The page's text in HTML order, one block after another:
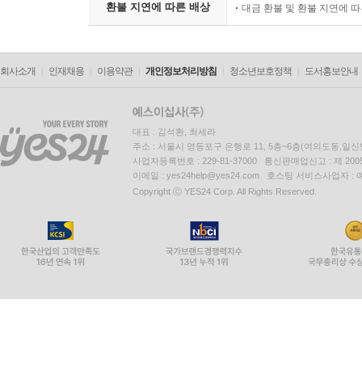
환불 지연에 따른 배상 대금 환불 및 환불 지연에
회사소개 인재채용 이용약관 개인정보처리방침 청소년보호정책 도서홍보안내
대표 : 김석환, 최세라
주소 : 서울시 영등포구 은행로 11, 5층~6층(여의도동,일신
사업자등록번호 : 229-81-37000 통신판매업신고 : 제
이메일 : yes24help@yes24.com 호스팅 서비스사업자 :
Copyright ⓒ YES24 Corp. All Rights Reserved.